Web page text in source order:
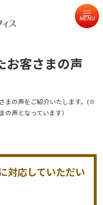
MENU
お客さまの声
まの声をご紹介いたします。(※
声となっています）
対応していただい